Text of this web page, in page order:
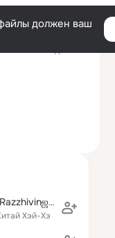
должен ваш
ஜ۩۞۩ஜArtem Razzhivinஜ۩۞۩ஜ
Хэй-Хэ